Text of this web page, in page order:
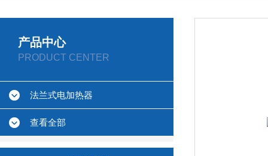
产品中心
PRODUCT CENTER
法兰式电加热器
查看全部